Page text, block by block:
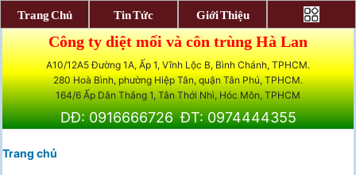
Công ty diệt mối và côn trùng Hà Lan
A10/12A5 Đường 1A, Ấp 1, Vĩnh Lộc B, Bình Chánh, TPHCM.
280 Hoà Bình, phường Hiệp Tân, quận Tân Phú, TPHCM.
164/6 Ấp Dân Thắng 1, Tân Thới Nhì, Hóc Môn, TPHCM
DĐ: 0916666726 ĐT: 0974444355
Trang chủ
Trang Chủ Tin Tức Giới Thiệu